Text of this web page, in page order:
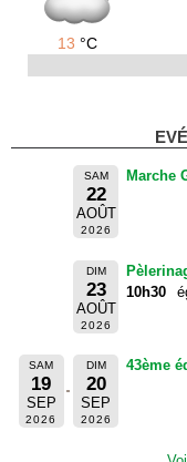
13 °C
SAM
22
AOÛT
2026
Marche
DIM
23
AOÛT
2026
10h30
SAM
19
SEP
2026
DIM
20
SEP
2026
43ème